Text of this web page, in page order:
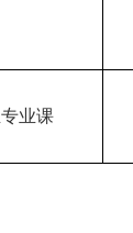
业课